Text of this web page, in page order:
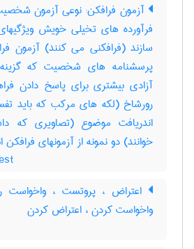
آزمون فرافکن: نوعی آزمون
فرآورده های تخیلی خویش
سازند (فرافکنی می کنند) آزمون
پرسشنامه های شخصیت که گزینه
آزادی بیشتری برای پاسخ دادن
رورشاخ (لکه های مرکب که باید
اندریافت موضوع (تصاویری که
خوانند) دو نمونه از آزمونهای فرافکن
اعتراض ، پروتست ،
واخواست کردن ، اعتراض کردن